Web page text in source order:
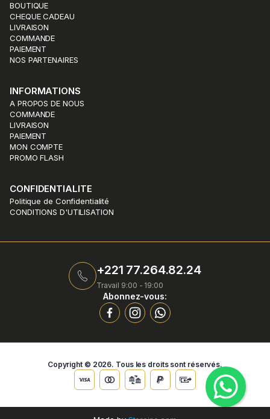
BOUTIQUE
CHEQUE CADEAU
LIVRAISON
COMMANDE
PAIEMENT
NOS PARTENAIRES
INFORMATIONS
A PROPOS DE NOUS
COMMANDE
LIVRAISON
PAIEMENT
MON COMPTE
PROMO FLASH
CONFIDENTIALITE
Politique de Confidentialité
CONDITIONS D'UTILISATION
+221 77.264.82.24
Travail 9:00 - 19:00
Abonnez-vous:
Copyright © 2026. Tous les droits sont réservés.